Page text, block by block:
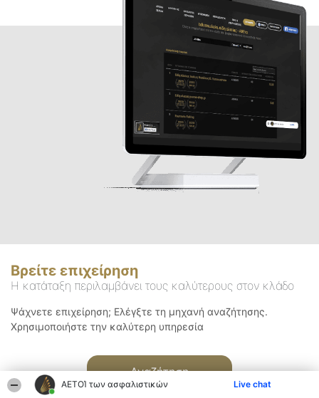
ΑΕΤΟΊ των ασφαλιστικών Live chat
Βρείτε επιχείρηση
Η κατάταξη περιλαμβάνει τους καλύτερους στον κλάδο
Ψάχνετε επιχείρηση; Ελέγξτε τη μηχανή αναζήτησης.
Χρησιμοποιήστε την καλύτερη υπηρεσία
Αναζήτηση